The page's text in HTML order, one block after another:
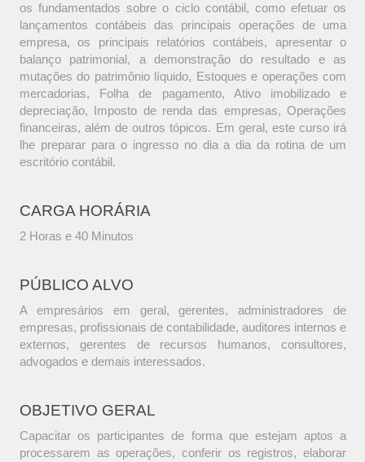
os fundamentados sobre o ciclo contábil, como efetuar os
lançamentos contábeis das principais operações de uma
empresa, os principais relatórios contábeis, apresentar o
balanço patrimonial, a demonstração do resultado e as
mutações do patrimônio líquido, Estoques e operações com
mercadorias, Folha de pagamento, Ativo imobilizado e
depreciação, Imposto de renda das empresas, Operações
financeiras, além de outros tópicos. Em geral, este curso irá
lhe preparar para o ingresso no dia a dia da rotina de um
escritório contábil.
CARGA HORÁRIA
2 Horas e 40 Minutos
PÚBLICO ALVO
A empresários em geral, gerentes, administradores de
empresas, profissionais de contabilidade, auditores internos e
externos, gerentes de recursos humanos, consultores,
advogados e demais interessados.
OBJETIVO GERAL
Capacitar os participantes de forma que estejam aptos a
processarem as operações, conferir os registros, elaborar